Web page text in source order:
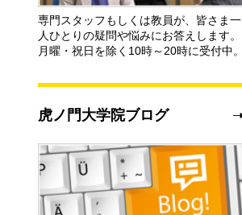
専門スタッフもしくは教員が、皆さま一
人ひとりの疑問や悩みにお答えします。
月曜・祝日を除く10時～20時に受付中。
虎ノ門大学院ブログ